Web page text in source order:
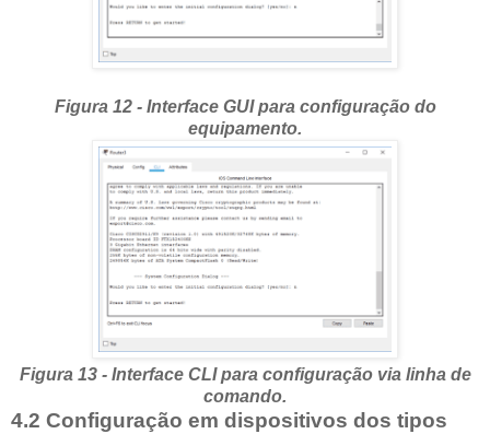
Figura 12 - Interface GUI para configuração do
equipamento.
Figura 13 - Interface CLI para configuração via linha de
comando.
4.2 Configuração em dispositivos dos tipos